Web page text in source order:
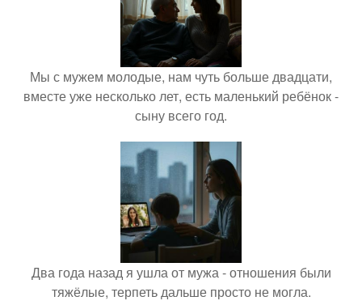
Мы с мужем молодые, нам чуть больше двадцати,
вместе уже несколько лет, есть маленький ребёнок -
сыну всего год.
Два года назад я ушла от мужа - отношения были
тяжёлые, терпеть дальше просто не могла.